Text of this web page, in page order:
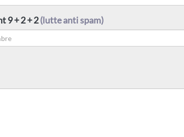
9 + 2 + 2(lutte anti spam)